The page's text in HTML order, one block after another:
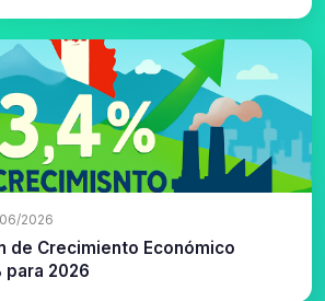
2026
de Crecimiento Económico
para 2026